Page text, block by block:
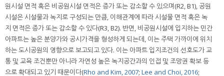
원시설 면적 혹은 비공원시설 면적은 증가 또는 감소할 수 있으며(R2, B1), 공원
시설은 시설물과 녹지로 구성되는 만큼, 이해관계에 따라 시설물 면적 혹은 녹
지 면적은 증가 또는 감소할 수 있다(R3, B2). 반면, 비공원시설에 입지하는 민간
아파트는 높은 분양가와 공시가격을 형성하게 되는데, 이는 주택 가까이에 위치
하는 도시공원의 영향으로 보고되고 있다. 이는 아파트 입지조건의 선호도가 교
통 및 교육 조건뿐만 아니라 자연성 높은 녹지공간과의 인접 및 조망권 확보 등
으로 확대되고 있기 때문이다(Rho and Kim, 2007; Lee and Choi, 2016;